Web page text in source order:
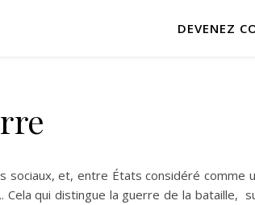
DEVENEZ
et, entre États considéré comme
Cela qui distingue la guerre de la bataille,